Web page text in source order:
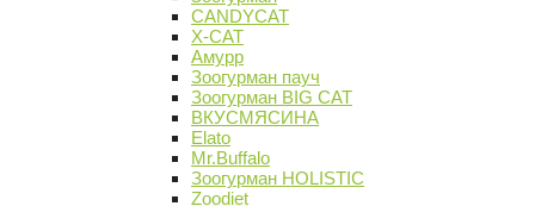
CANDYCAT
X-CAT
Амурр
Зоогурман пауч
Зоогурман BIG CAT
ВКУСМЯСИНА
Elato
Mr.Buffalo
Зоогурман HOLISTIC
Zoodiet